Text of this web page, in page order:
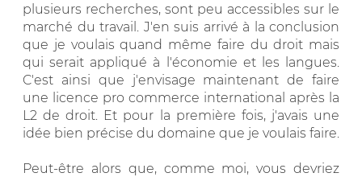
plusieurs recherches, sont peu accessibles sur le
marché du travail. J'en suis arrivé à la conclusion
que je voulais quand même faire du droit mais
qui serait appliqué à l'économie et les langues.
C'est ainsi que j'envisage maintenant de faire
une licence pro commerce international après la
L2 de droit. Et pour la première fois, j'avais une
idée bien précise du domaine que je voulais faire.
Peut-être alors que, comme moi, vous devriez